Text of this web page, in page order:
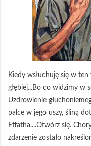
Kiedy wsłuchuję się w
głębiej...Bo co widzimy w
Uzdrowienie
palce w jego uszy, śliną
Effatha....Otwórz się.
zdarzenie zostało